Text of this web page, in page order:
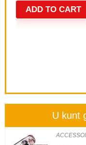
ADD TO CART
U kunt